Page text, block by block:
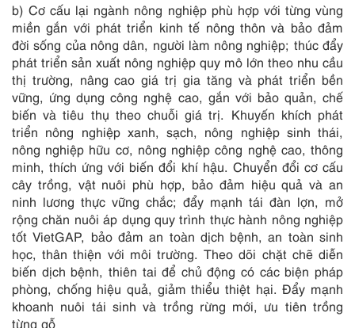
b) Cơ cấu lại ngành nông nghiệp phù hợp với từng vùng
miền gắn với phát triển kinh tế nông thôn và bảo đảm
đời sống của nông dân, người làm nông nghiệp; thúc đẩy
phát triển sản xuất nông nghiệp quy mô lớn theo nhu cầu
thị trường, nâng cao giá trị gia tăng và phát triển bền
vững, ứng dụng công nghệ cao, gắn với bảo quản, chế
biến và tiêu thụ theo chuỗi giá trị. Khuyến khích phát
triển nông nghiệp xanh, sạch, nông nghiệp sinh thái,
nông nghiệp hữu cơ, nông nghiệp công nghệ cao, thông
minh, thích ứng với biến đổi khí hậu. Chuyển đổi cơ cấu
cây trồng, vật nuôi phù hợp, bảo đảm hiệu quả và an
ninh lương thực vững chắc; đẩy mạnh tái đàn lợn, mở
rộng chăn nuôi áp dụng quy trình thực hành nông nghiệp
tốt VietGAP, bảo đảm an toàn dịch bệnh, an toàn sinh
học, thân thiện với môi trường. Theo dõi chặt chẽ diễn
biến dịch bệnh, thiên tai để chủ động có các biện pháp
phòng, chống hiệu quả, giảm thiểu thiệt hại. Đẩy mạnh
khoanh nuôi tái sinh và trồng rừng mới, ưu tiên trồng
từng gỗ